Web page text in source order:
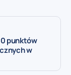
punktów
w